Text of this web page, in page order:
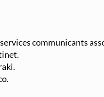
communicants